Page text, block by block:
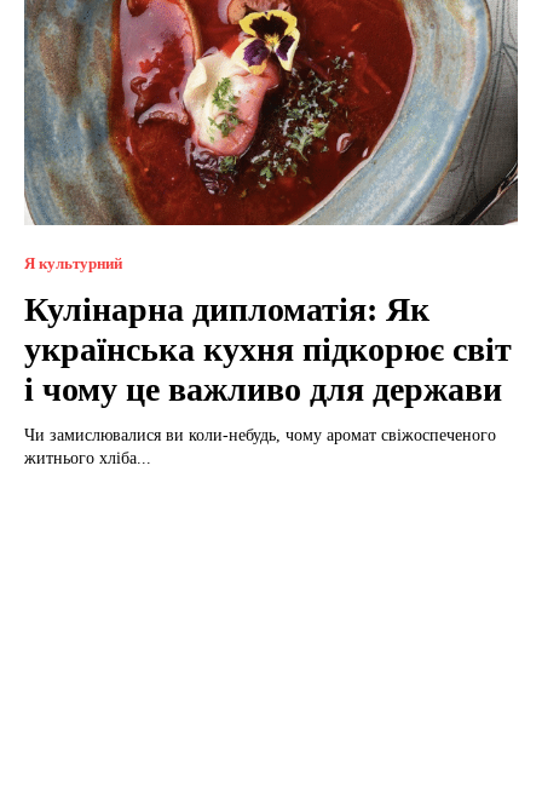
Я культурний
Кулінарна дипломатія: Як
українська кухня підкорює світ
і чому це важливо для держави
Чи замислювалися ви коли-небудь, чому аромат свіжоспеченого
житнього хліба...